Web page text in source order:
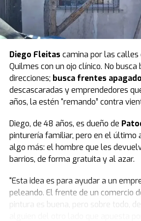
Luego pidió un minuto de silencio
parar a todo el bloque. El peronismo
Villarruel aclaró que ella no podía
Finalmente, todos se pusieron de pie
El peronismo se opuso desde el
advertir que la ley se concentra en
protección de las infancias, remarcó
presupuestados resultan
Según la norma,el presupuesto
reduce la edad de 16 a 14 años
millones a las provincias.
costo del metro cuadrado es de 3,2
Con el presupuesto previsto se
Diego Fleitas camina por las calles
Quilmes con un ojo clínico. No busca
direcciones; busca frentes
descascaradas y emprendedores
años, la estén “remando” contra
Diego, de 48 años, es dueño de
pinturería familiar, pero en el último
algo más: el hombre que les
barrios, de forma gratuita y al azar.
“Esta idea es para ayudar a un
peleando. El frente de un comercio
pintura es buena, pero sobre todo,